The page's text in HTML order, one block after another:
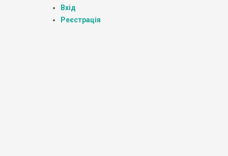
Вхід
Реєстрація